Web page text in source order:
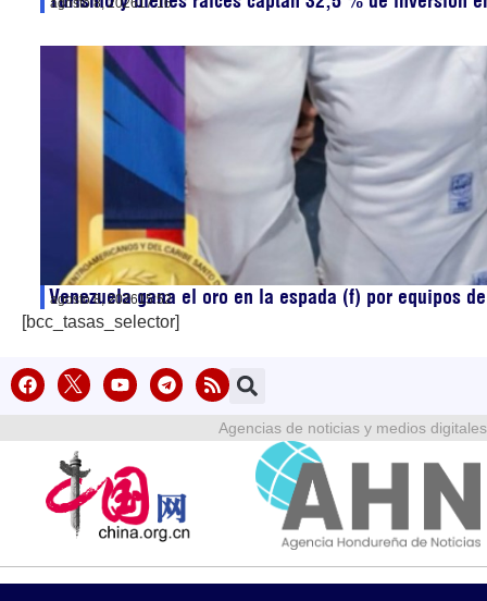
agosto 8, 202617:16
Venezuela gana el oro en la espada (f) por equipos
agosto 8, 202615:52
[bcc_tasas_selector]
Agencias de noticias y medios digitales